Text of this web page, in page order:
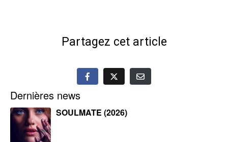
Partagez cet article
Dernières news
SOULMATE (2026)